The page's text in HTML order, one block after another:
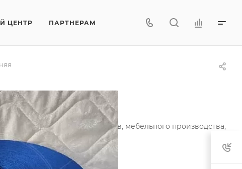
ЦЕНТР ПАРТНЕРАМ
синяя
ортопедических матрасов, мебельного производства,